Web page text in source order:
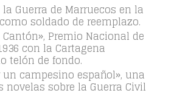
Guerra de Marruecos en la
soldado de reemplazo.
Premio Nacional de
con la Cartagena
telón de fondo.
campesino español», una
novelas sobre la Guerra Civil